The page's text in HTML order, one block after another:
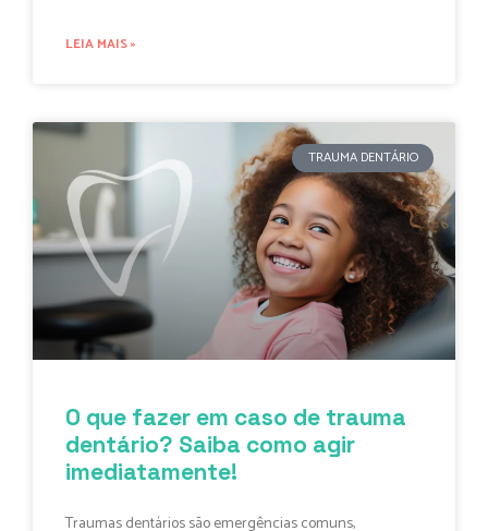
LEIA MAIS »
TRAUMA DENTÁRIO
O que fazer em caso de trauma
dentário? Saiba como agir
imediatamente!
Traumas dentários são emergências comuns,